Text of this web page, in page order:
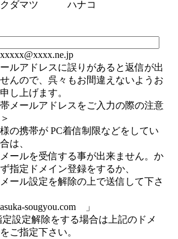
クダマツ ハナコ
ルアドレスに誤りがあると返信が出
んので、呉々もお間違えないようお
し上げます。
帯メールアドレスをご入力の際の注意
の携帯が PC着信制限などをしてい
は、
ールを受信する事が出来ません。か
指定ドメイン登録をするか、
ール設定を解除の上で送信して下さ
sougyou.com 」
設定解除をする場合は上記のドメ
ご指定下さい。